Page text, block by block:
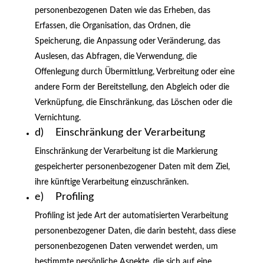
personenbezogenen Daten wie das Erheben, das
Erfassen, die Organisation, das Ordnen, die
Speicherung, die Anpassung oder Veränderung, das
Auslesen, das Abfragen, die Verwendung, die
Offenlegung durch Übermittlung, Verbreitung oder eine
andere Form der Bereitstellung, den Abgleich oder die
Verknüpfung, die Einschränkung, das Löschen oder die
Vernichtung.
d) Einschränkung der Verarbeitung
Einschränkung der Verarbeitung ist die Markierung
gespeicherter personenbezogener Daten mit dem Ziel,
ihre künftige Verarbeitung einzuschränken.
e) Profiling
Profiling ist jede Art der automatisierten Verarbeitung
personenbezogener Daten, die darin besteht, dass diese
personenbezogenen Daten verwendet werden, um